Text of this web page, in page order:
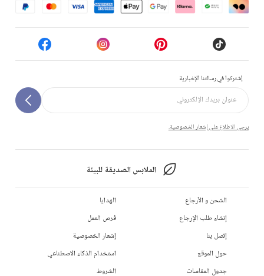
إشتركوا في رسالتنا الإخبارية
يرجى الاطلاع على إشعار الخصوصية.
الملابس الصديقة للبيئة
الشحن و الأرجاع
إنشاء طلب الإرجاع
إتصل بنا
حول الموقع
جدول المقاسات
الهدايا
فرص العمل
إشعار الخصوصية
استخدام الذكاء الاصطناعي
الشروط